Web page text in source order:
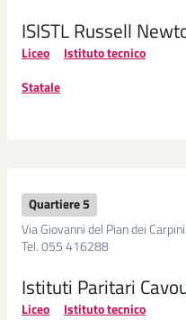
ISISTL Russell
Liceo
Istituto tecnico
Statale
Quartiere 5
Via Giovanni del Pian dei
Tel. 055 416288
Istituti Paritari
Liceo
Istituto tecnico